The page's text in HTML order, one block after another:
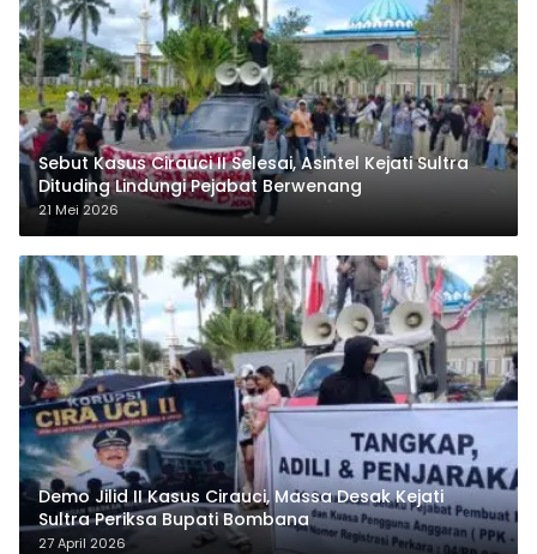
Sebut Kasus Cirauci II Selesai, Asintel Kejati Sultra
Dituding Lindungi Pejabat Berwenang
21 Mei 2026
Demo Jilid II Kasus Cirauci, Massa Desak Kejati
Sultra Periksa Bupati Bombana
27 April 2026